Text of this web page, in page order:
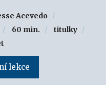
Acevedo
60 min.
titulky
lekce